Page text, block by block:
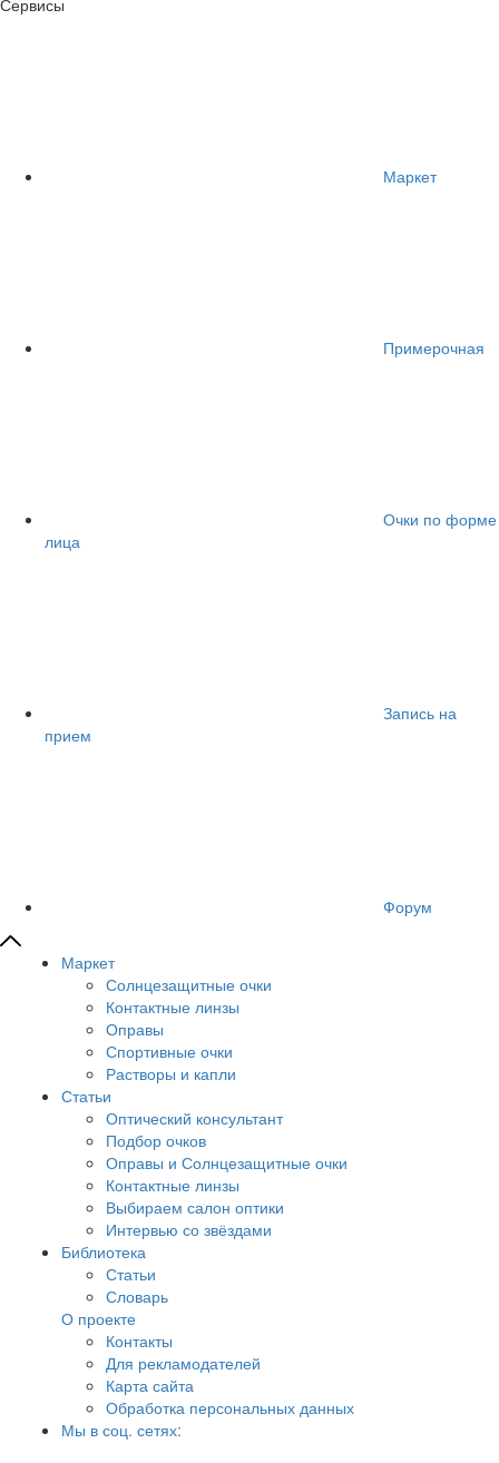
Сервисы
Маркет
Примерочная
Очки по форме
лица
Запись на
прием
Форум
Маркет
Солнцезащитные очки
Контактные линзы
Оправы
Спортивные очки
Растворы и капли
Статьи
Оптический консультант
Подбор очков
Оправы и Солнцезащитные очки
Контактные линзы
Выбираем салон оптики
Интервью со звёздами
Библиотека
Статьи
Словарь
О проекте
Контакты
Для рекламодателей
Карта сайта
Обработка персональных данных
Мы в соц. сетях: